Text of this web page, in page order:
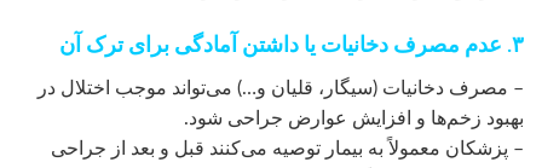
۳. عدم مصرف دخانیات یا داشتن آمادگی برای ترک آن
– مصرف دخانیات (سیگار، قلیان و…) می‌تواند موجب اختلال در
بهبود زخم‌ها و افزایش عوارض جراحی شود.
– پزشکان معمولاً به بیمار توصیه می‌کنند قبل و بعد از جراحی